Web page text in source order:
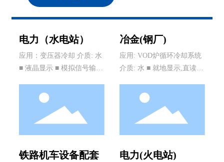
电力（水电站）
应用：变压器冷却 介质: 水
■ 液晶显示 ■ 模拟信号输出
冶金(钢厂)
应用: VOD炉循环冷却系统
介质: 水 ■ 就地显示,直读 ■
铁路机车设备配套 电力(火电站)